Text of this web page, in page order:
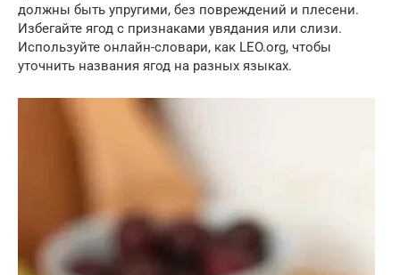
должны быть упругими, без повреждений и плесени.
Избегайте ягод с признаками увядания или слизи.
Используйте онлайн-словари, как LEO.org, чтобы
уточнить названия ягод на разных языках.